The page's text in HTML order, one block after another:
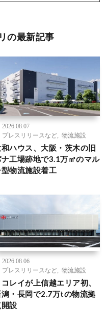
の最新記事
2026.08.07
プレスリリースなど
物流施設
和ハウス、大阪・茨木の旧
工場跡地で3.1万㎡のマル
物流施設着工
2026.08.06
プレスリリースなど
物流施設
コレイが上信越エリア初、
潟・長岡で2.7万tの物流拠
開設